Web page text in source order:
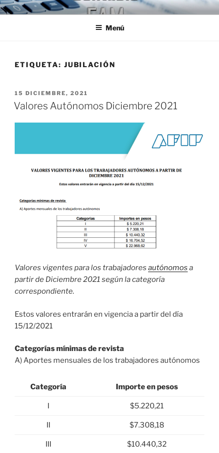
Ir
al
ESTUDIO CONTABLE FAM
Jóvenes Profesionales egresados de la U.B.A.
Menú
ETIQUETA: JUBILACIÓN
PUBLICADO
EL
15 DICIEMBRE, 2021
Valores Autónomos Diciembre 2021
Valores vigentes para los trabajadores autónomos a
partir de Diciembre 2021 según la categoría
correspondiente.
Estos valores entrarán en vigencia a partir del día
15/12/2021
Categorías mínimas de revista
A) Aportes mensuales de los trabajadores autónomos
Categoría Importe en pesos
I $5.220,21
II $7.308,18
III $10.440,32